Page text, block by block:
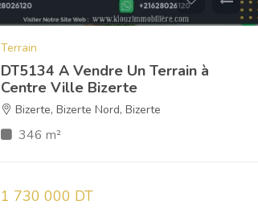
Terrain
DT5134 A Vendre Un Terrain à
Centre Ville Bizerte
Bizerte, Bizerte Nord, Bizerte
346 m²
1 730 000 DT